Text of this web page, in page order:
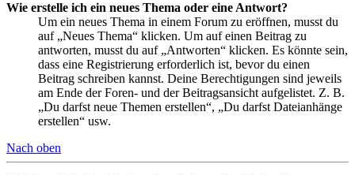
Wie erstelle ich ein neues Thema oder eine Antwort?
Um ein neues Thema in einem Forum zu eröffnen, musst du
auf „Neues Thema“ klicken. Um auf einen Beitrag zu
antworten, musst du auf „Antworten“ klicken. Es könnte sein,
dass eine Registrierung erforderlich ist, bevor du einen
Beitrag schreiben kannst. Deine Berechtigungen sind jeweils
am Ende der Foren- und der Beitragsansicht aufgelistet. Z. B.
„Du darfst neue Themen erstellen“, „Du darfst Dateianhänge
erstellen“ usw.
Nach oben